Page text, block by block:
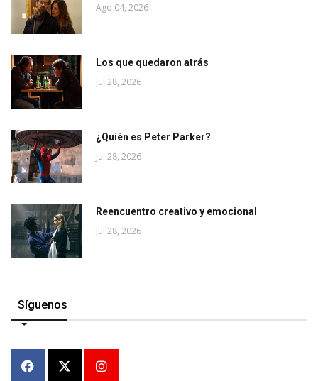
Ago 04, 2026
Los que quedaron atrás
Jul 28, 2026
¿Quién es Peter Parker?
Jul 28, 2026
Reencuentro creativo y emocional
Jul 28, 2026
Síguenos